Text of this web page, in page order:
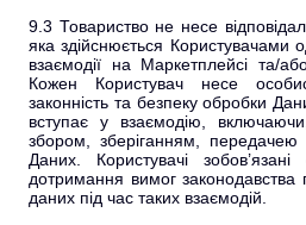
9.3 Товариство не несе
яка здійснюється Користувачами
взаємодії на Маркетплейсі та/
Кожен Користувач несе
законність та безпеку обробки
вступає у взаємодію,
збором, зберіганням, передачею
Даних. Користувачі зобов’язані
дотримання вимог законодавства
даних під час таких взаємодій.